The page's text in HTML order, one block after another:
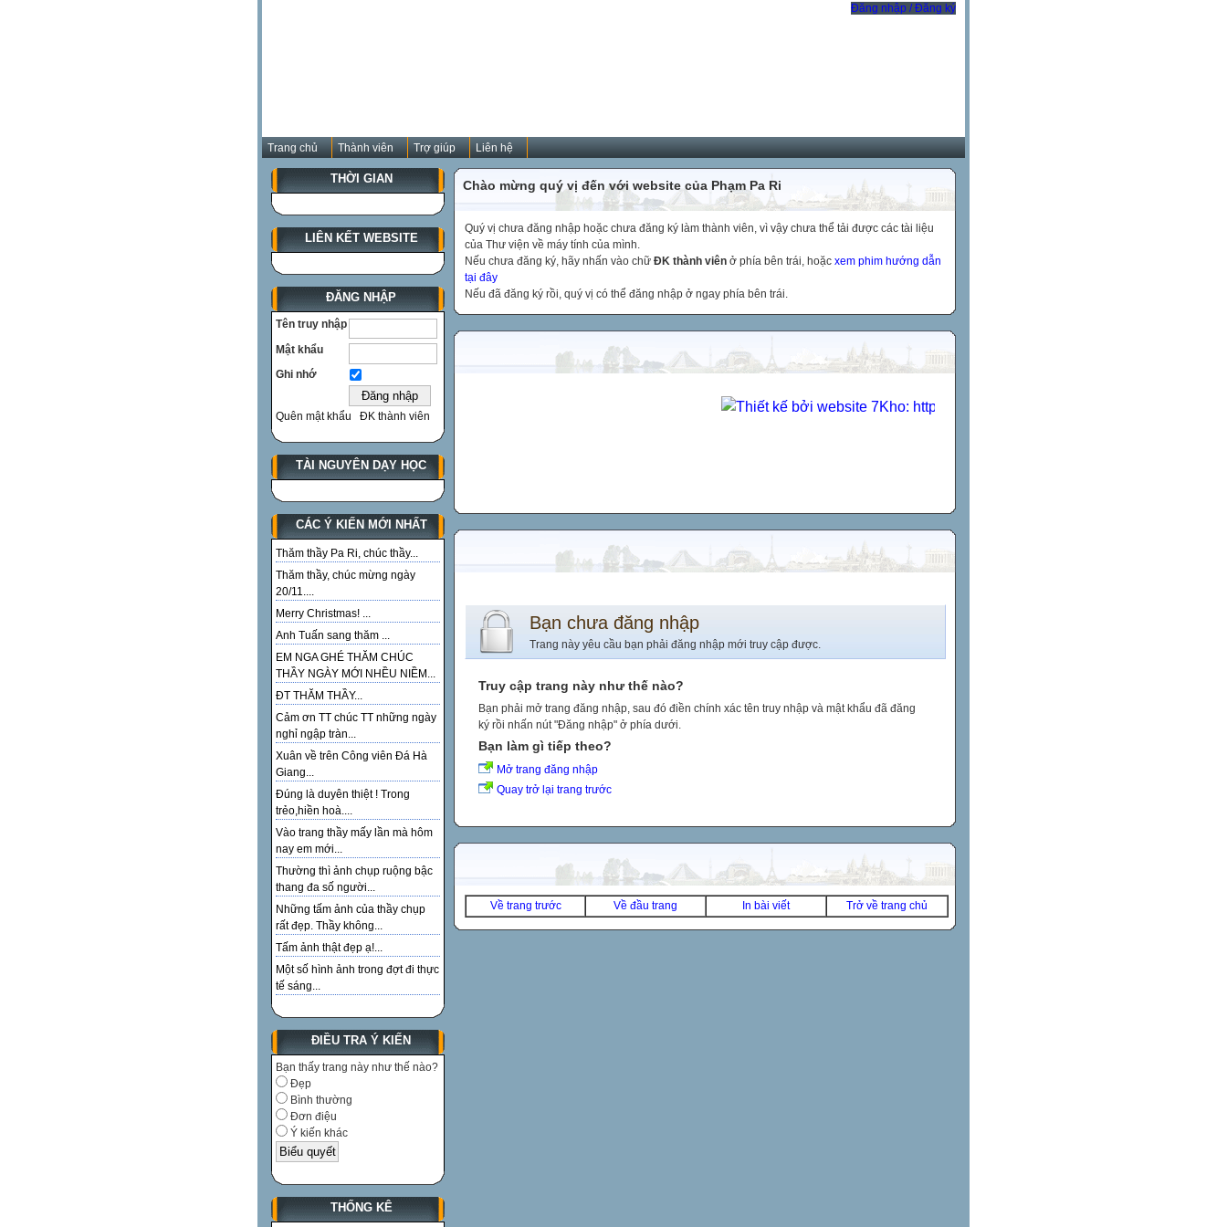
Đăng nhập / Đăng ký
Trang chủ Thành viên Trợ giúp Liên hệ
THỜI GIAN
LIÊN KẾT WEBSITE
ĐĂNG NHẬP
Tên truy nhập
Mật khẩu
Ghi nhớ
Quên mật khẩu ĐK thành viên
TÀI NGUYÊN DẠY HỌC
CÁC Ý KIẾN MỚI NHẤT
Thăm thầy Pa Ri, chúc thầy...
Thăm thầy, chúc mừng ngày
20/11....
Merry Christmas! ...
Anh Tuấn sang thăm ...
EM NGA GHÉ THĂM CHÚC
THẦY NGÀY MỚI NHỀU NIỀM...
ĐT THĂM THẦY...
Cảm ơn TT chúc TT những ngày
nghỉ ngập tràn...
Xuân về trên Công viên Đá Hà
Giang...
Đúng là duyên thiệt ! Trong
trẻo,hiền hoà....
Vào trang thầy mấy lần mà hôm
nay em mới...
Thường thì ảnh chụp ruộng bậc
thang đa số người...
Những tấm ảnh của thầy chụp
rất đẹp. Thầy không...
Tấm ảnh thật đẹp ạ!...
Một số hình ảnh trong đợt đi thực
tế sáng...
ĐIỀU TRA Ý KIẾN
Bạn thấy trang này như thế nào?
Đẹp
Bình thường
Đơn điệu
Ý kiến khác
THỐNG KÊ
Chào mừng quý vị đến với website của Phạm Pa Ri
Quý vị chưa đăng nhập hoặc chưa đăng ký làm thành viên, vì vậy chưa thể tải được các tài liệu
của Thư viện về máy tính của mình.
Nếu chưa đăng ký, hãy nhấn vào chữ ĐK thành viên ở phía bên trái, hoặc xem phim hướng dẫn
tại đây
Nếu đã đăng ký rồi, quý vị có thể đăng nhập ở ngay phía bên trái.
Bạn chưa đăng nhập
Trang này yêu cầu bạn phải đăng nhập mới truy cập được.
Truy cập trang này như thế nào?
Bạn phải mở trang đăng nhập, sau đó điền chính xác tên truy nhập và mật khẩu đã đăng
ký rồi nhấn nút "Đăng nhập" ở phía dưới.
Bạn làm gì tiếp theo?
Mở trang đăng nhập
Quay trở lại trang trước
Về trang trước Về đầu trang In bài viết Trở về trang chủ